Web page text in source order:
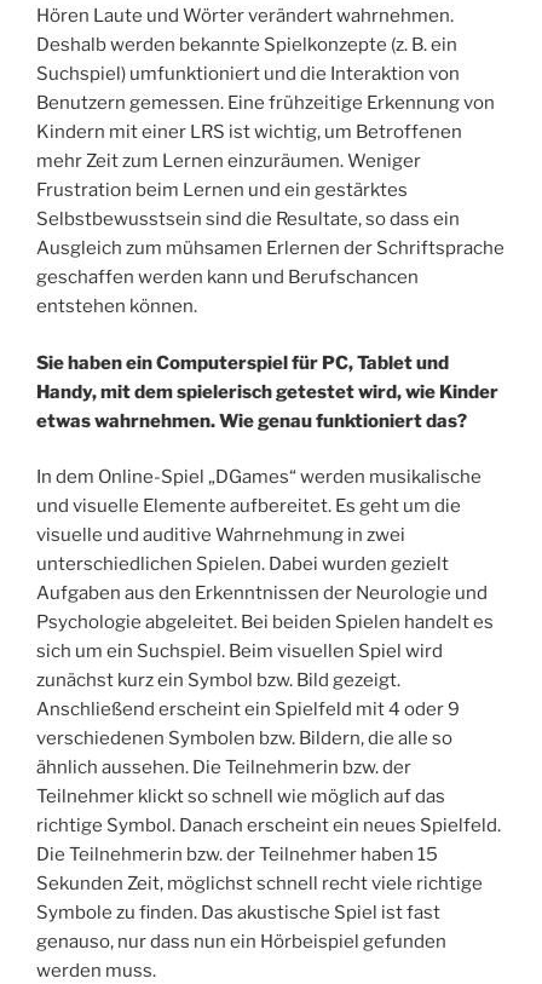
Hören Laute und Wörter verändert wahrnehmen.
Deshalb werden bekannte Spielkonzepte (z. B. ein
Suchspiel) umfunktioniert und die Interaktion von
Benutzern gemessen. Eine frühzeitige Erkennung von
Kindern mit einer LRS ist wichtig, um Betroffenen
mehr Zeit zum Lernen einzuräumen. Weniger
Frustration beim Lernen und ein gestärktes
Selbstbewusstsein sind die Resultate, so dass ein
Ausgleich zum mühsamen Erlernen der Schriftsprache
geschaffen werden kann und Berufschancen
entstehen können.
Sie haben ein Computerspiel für PC, Tablet und
Handy, mit dem spielerisch getestet wird, wie Kinder
etwas wahrnehmen. Wie genau funktioniert das?
In dem Online-Spiel „DGames“ werden musikalische
und visuelle Elemente aufbereitet. Es geht um die
visuelle und auditive Wahrnehmung in zwei
unterschiedlichen Spielen. Dabei wurden gezielt
Aufgaben aus den Erkenntnissen der Neurologie und
Psychologie abgeleitet. Bei beiden Spielen handelt es
sich um ein Suchspiel. Beim visuellen Spiel wird
zunächst kurz ein Symbol bzw. Bild gezeigt.
Anschließend erscheint ein Spielfeld mit 4 oder 9
verschiedenen Symbolen bzw. Bildern, die alle so
ähnlich aussehen. Die Teilnehmerin bzw. der
Teilnehmer klickt so schnell wie möglich auf das
richtige Symbol. Danach erscheint ein neues Spielfeld.
Die Teilnehmerin bzw. der Teilnehmer haben 15
Sekunden Zeit, möglichst schnell recht viele richtige
Symbole zu finden. Das akustische Spiel ist fast
genauso, nur dass nun ein Hörbeispiel gefunden
werden muss.